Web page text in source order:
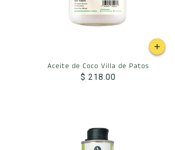
Aceite de Coco Villa de Patos
$ 218.00